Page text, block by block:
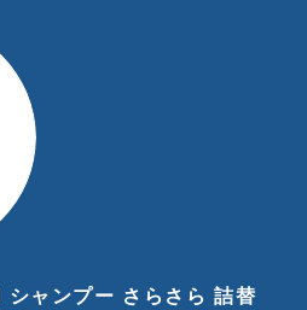
シャンプー さらさら 詰替